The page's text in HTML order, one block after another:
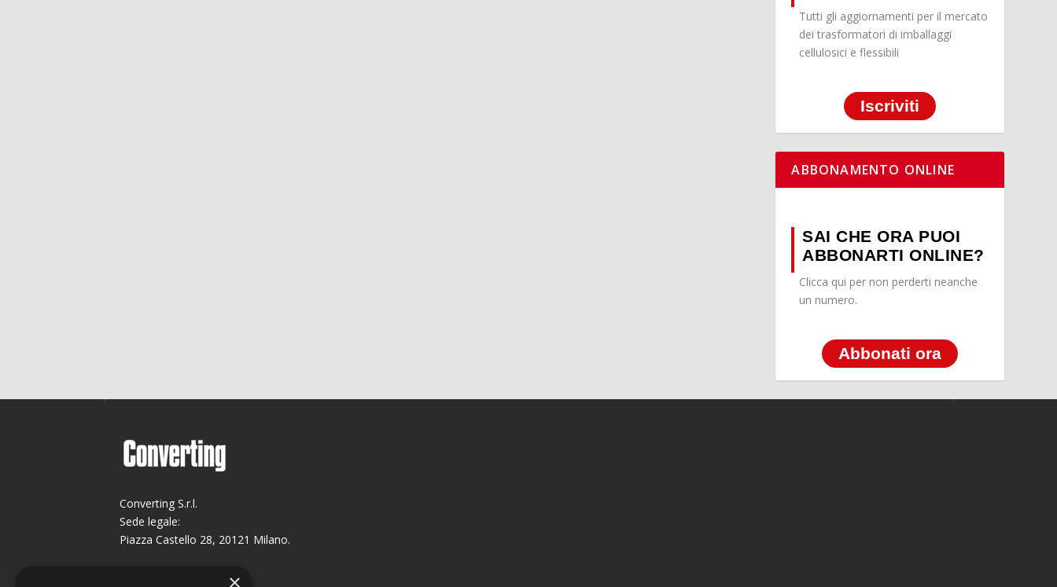
Tutti gli aggiornamenti per il mercato
dei trasformatori di imballaggi
cellulosici e flessibili
Iscriviti
ABBONAMENTO ONLINE
SAI CHE ORA PUOI
ABBONARTI ONLINE?
Clicca qui per non perderti neanche
un numero.
Abbonati ora
Converting S.r.l.
Sede legale:
Piazza Castello 28, 20121 Milano.